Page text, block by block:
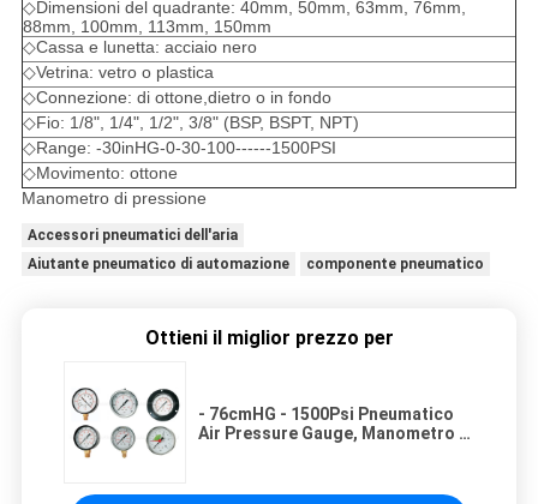
◇Dimensioni del quadrante: 40mm, 50mm, 63mm, 76mm,
88mm, 100mm, 113mm, 150mm
◇Cassa e lunetta: acciaio nero
◇Vetrina: vetro o plastica
◇Connezione: di ottone,dietro o in fondo
◇Fio: 1/8", 1/4", 1/2", 3/8" (BSP, BSPT, NPT)
◇Range: -30inHG-0-30-100------1500PSI
◇Movimento: ottone
Manometro di pressione
Accessori pneumatici dell'aria
Aiutante pneumatico di automazione
componente pneumatico
Ottieni il miglior prezzo per
- 76cmHG - 1500Psi Pneumatico
Air Pressure Gauge, Manometro di